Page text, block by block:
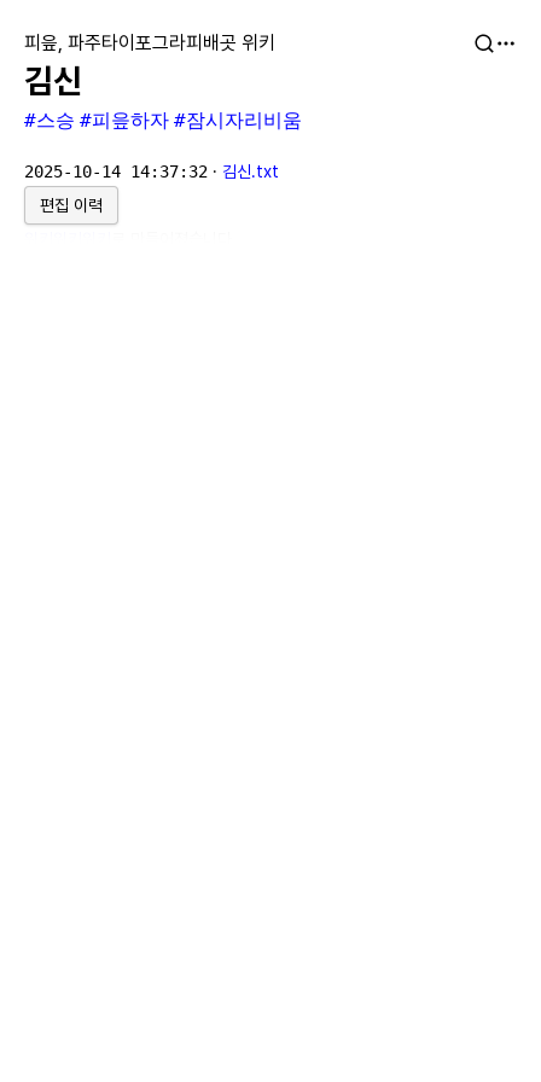
피읖, 파주타이포그라피배곳 위키
김신
#스승 #피읖하자 #잠시자리비움
2025-10-14 14:37:32 · 김신.txt
편집 이력